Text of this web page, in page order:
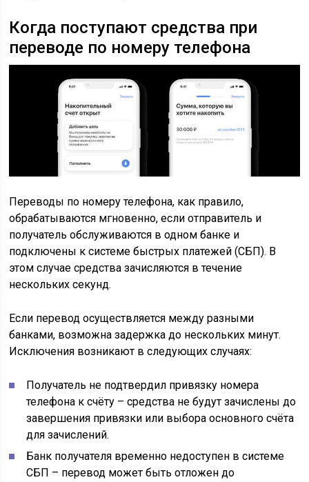
Когда поступают средства при
переводе по номеру телефона
Переводы по номеру телефона, как правило,
обрабатываются мгновенно, если отправитель и
получатель обслуживаются в одном банке и
подключены к системе быстрых платежей (СБП). В
этом случае средства зачисляются в течение
нескольких секунд.
Если перевод осуществляется между разными
банками, возможна задержка до нескольких минут.
Исключения возникают в следующих случаях:
Получатель не подтвердил привязку номера
телефона к счёту – средства не будут зачислены до
завершения привязки или выбора основного счёта
для зачислений.
Банк получателя временно недоступен в системе
СБП – перевод может быть отложен до